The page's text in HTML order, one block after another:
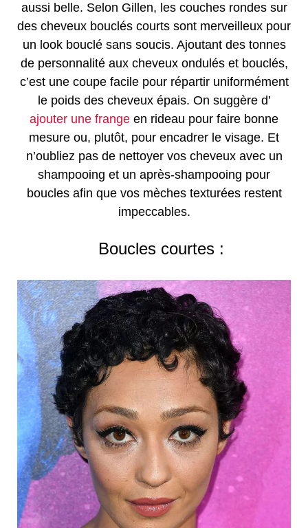
aussi belle. Selon Gillen, les couches rondes sur
des cheveux bouclés courts sont merveilleux pour
un look bouclé sans soucis. Ajoutant des tonnes
de personnalité aux cheveux ondulés et bouclés,
c’est une coupe facile pour répartir uniformément
le poids des cheveux épais. On suggère d’
ajouter une frange en rideau pour faire bonne
mesure ou, plutôt, pour encadrer le visage. Et
n’oubliez pas de nettoyer vos cheveux avec un
shampooing et un après-shampooing pour
boucles afin que vos mèches texturées restent
impeccables.
Boucles courtes :